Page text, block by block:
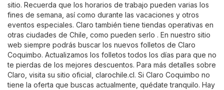
sitio. Recuerda que los horarios de trabajo pueden varias los
fines de semana, así como durante las vacaciones y otros
eventos especiales. Claro también tiene tiendas operativas en
otras ciudades de Chile, como pueden serlo . En nuestro sitio
web siempre podrás buscar los nuevos folletos de Claro
Coquimbo. Actualizamos los folletos todos los días para que no
te pierdas de los mejores descuentos. Para más detalles sobre
Claro, visita su sitio oficial, clarochile.cl . Si Claro Coquimbo no
tiene la oferta que buscas actualmente, quédate tranquilo. Hay